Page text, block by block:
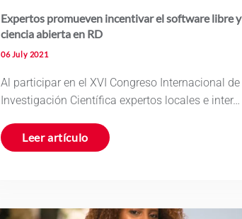
Expertos promueven incentivar el software libre y
ciencia abierta en RD
06 July 2021
Al participar en el XVI Congreso Internacional de
Investigación Científica expertos locales e inter…
Leer artículo